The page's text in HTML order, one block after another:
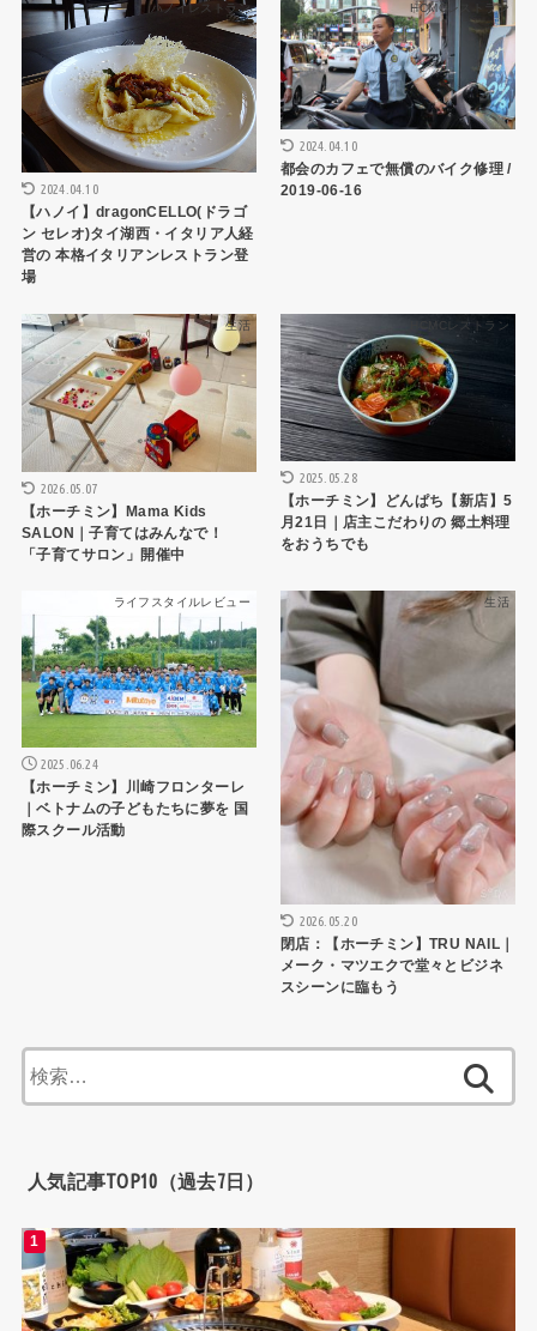
ハノイレストラン
2024.04.10
【ハノイ】dragonCELLO(ドラゴ
ン セレオ)タイ湖西・イタリア人経
営の 本格イタリアンレストラン登
場
HCMCレストラン
2024.04.10
都会のカフェで無償のバイク修理 /
2019-06-16
生活
2026.05.07
【ホーチミン】Mama Kids
SALON｜子育てはみんなで！
「子育てサロン」開催中
HCMCレストラン
2025.05.28
【ホーチミン】どんぱち【新店】5
月21日｜店主こだわりの 郷土料理
をおうちでも
ライフスタイルレビュー
2025.06.24
【ホーチミン】川崎フロンターレ
｜ベトナムの子どもたちに夢を 国
際スクール活動
生活
2026.05.20
閉店：【ホーチミン】TRU NAIL｜
メーク・マツエクで堂々とビジネ
スシーンに臨もう
索:
人気記事TOP10（過去7日）